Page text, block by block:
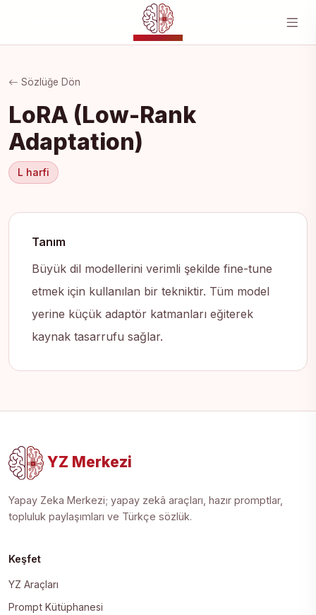
Sözlüğe Dön
LoRA (Low-Rank
Adaptation)
L harfi
Tanım
Büyük dil modellerini verimli şekilde fine-tune
etmek için kullanılan bir tekniktir. Tüm model
yerine küçük adaptör katmanları eğiterek
kaynak tasarrufu sağlar.
YZ Merkezi
Yapay Zeka Merkezi; yapay zekâ araçları, hazır promptlar,
topluluk paylaşımları ve Türkçe sözlük.
Keşfet
YZ Araçları
Prompt Kütüphanesi